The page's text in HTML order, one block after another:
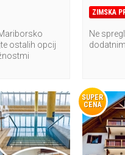
ostalih opcij
ZIMSKA
Ne
SUPER
CENA